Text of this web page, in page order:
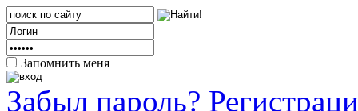
Запомнить меня
Забыл пароль?